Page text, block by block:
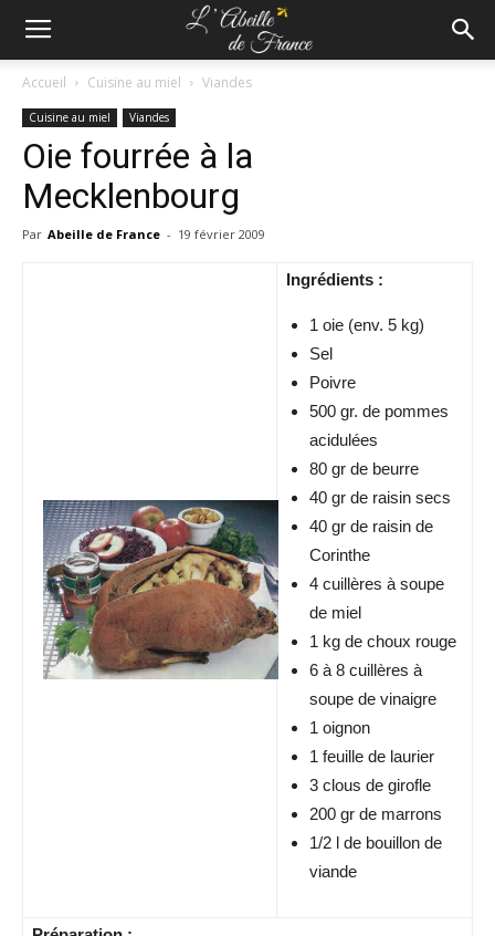
Accueil Cuisine au miel Viandes
Cuisine au miel Viandes
Oie fourrée à la
Mecklenbourg
Par Abeille de France - 19 février 2009
Ingrédients :
1 oie (env. 5 kg)
Sel
Poivre
500 gr. de pommes
acidulées
80 gr de beurre
40 gr de raisin secs
40 gr de raisin de
Corinthe
4 cuillères à soupe
de miel
1 kg de choux rouge
6 à 8 cuillères à
soupe de vinaigre
1 oignon
1 feuille de laurier
3 clous de girofle
200 gr de marrons
1/2 l de bouillon de
viande